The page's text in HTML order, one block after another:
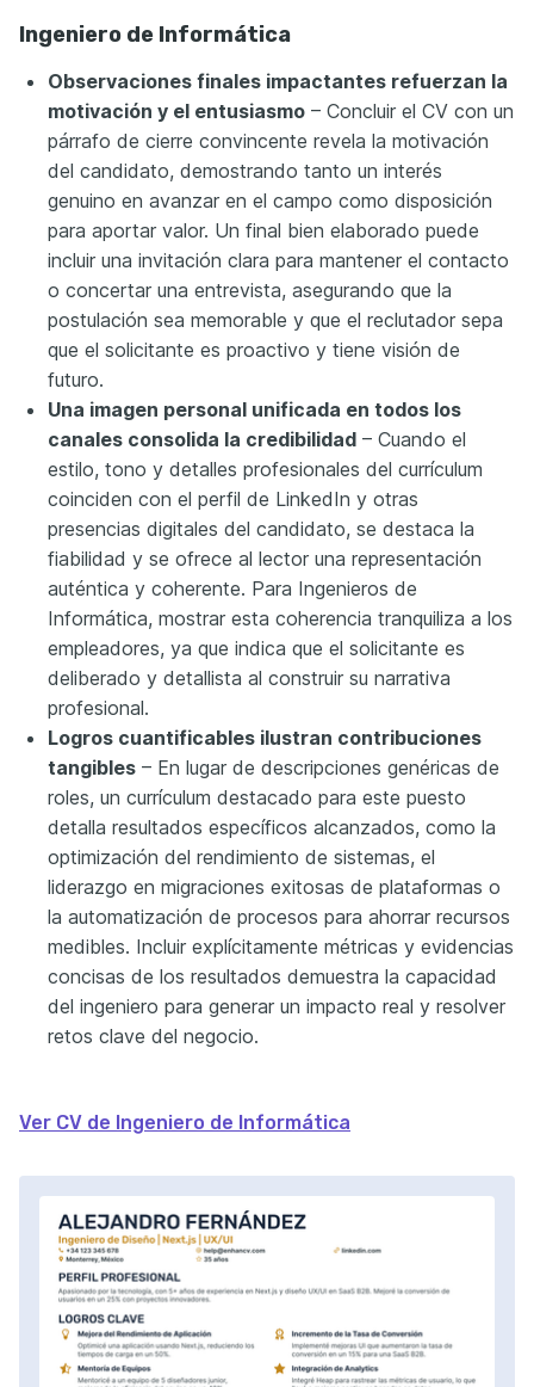
Ingeniero de Informática
Observaciones finales impactantes refuerzan la
motivación y el entusiasmo – Concluir el CV con un
párrafo de cierre convincente revela la motivación
del candidato, demostrando tanto un interés
genuino en avanzar en el campo como disposición
para aportar valor. Un final bien elaborado puede
incluir una invitación clara para mantener el contacto
o concertar una entrevista, asegurando que la
postulación sea memorable y que el reclutador sepa
que el solicitante es proactivo y tiene visión de
futuro.
Una imagen personal unificada en todos los
canales consolida la credibilidad – Cuando el
estilo, tono y detalles profesionales del currículum
coinciden con el perfil de LinkedIn y otras
presencias digitales del candidato, se destaca la
fiabilidad y se ofrece al lector una representación
auténtica y coherente. Para Ingenieros de
Informática, mostrar esta coherencia tranquiliza a los
empleadores, ya que indica que el solicitante es
deliberado y detallista al construir su narrativa
profesional.
Logros cuantificables ilustran contribuciones
tangibles – En lugar de descripciones genéricas de
roles, un currículum destacado para este puesto
detalla resultados específicos alcanzados, como la
optimización del rendimiento de sistemas, el
liderazgo en migraciones exitosas de plataformas o
la automatización de procesos para ahorrar recursos
medibles. Incluir explícitamente métricas y evidencias
concisas de los resultados demuestra la capacidad
del ingeniero para generar un impacto real y resolver
retos clave del negocio.
Ver CV de Ingeniero de Informática